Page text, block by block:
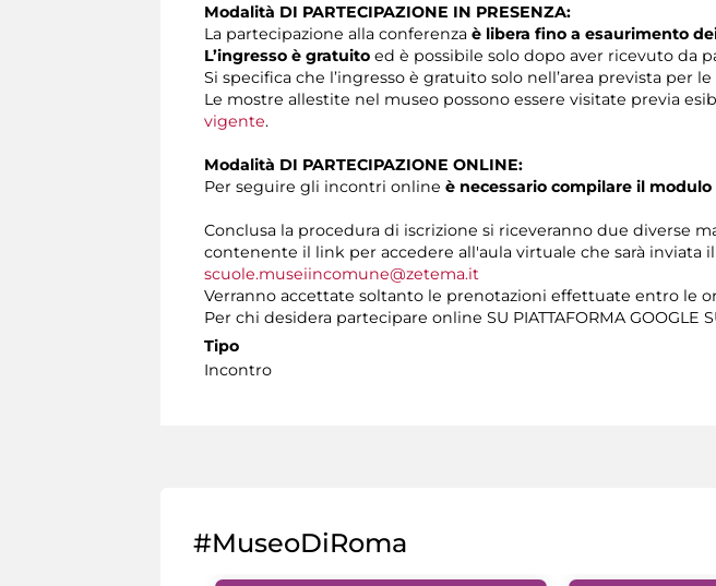
Modalità DI PARTECIPAZIONE IN PRESENZA:
La partecipazione alla conferenza è libera fino a esaurimento
L’ingresso è gratuito ed è possibile solo dopo aver ricevuto da
Si specifica che l’ingresso è gratuito solo nell’area prevista per
Le mostre allestite nel museo possono essere visitate previa
vigente.
Modalità DI PARTECIPAZIONE ONLINE:
Per seguire gli incontri online è necessario compilare il
Conclusa la procedura di iscrizione si riceveranno due diverse
contenente il link per accedere all'aula virtuale che sarà inviata
scuole.museiincomune@zetema.it
Verranno accettate soltanto le prenotazioni effettuate entro le
Per chi desidera partecipare online SU PIATTAFORMA
Tipo
Incontro
#MuseoDiRoma